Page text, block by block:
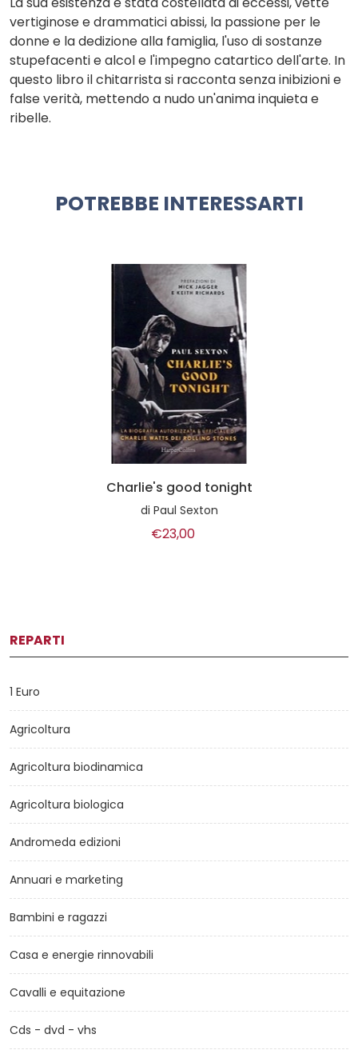
vertiginose e drammatici abissi, la passione per le
donne e la dedizione alla famiglia, l'uso di sostanze
stupefacenti e alcol e l'impegno catartico dell'arte. In
questo libro il chitarrista si racconta senza inibizioni e
false verità, mettendo a nudo un'anima inquieta e
ribelle.
POTREBBE INTERESSARTI
Charlie's good tonight
di Paul Sexton
€23,00
REPARTI
1 Euro
Agricoltura
Agricoltura biodinamica
Agricoltura biologica
Andromeda edizioni
Annuari e marketing
Bambini e ragazzi
Casa e energie rinnovabili
Cavalli e equitazione
Cds - dvd - vhs